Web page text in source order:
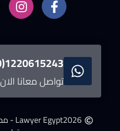
1220615243(20+)
تواصل معانا الان
2026Lawyer Egypt - محامى مصر.